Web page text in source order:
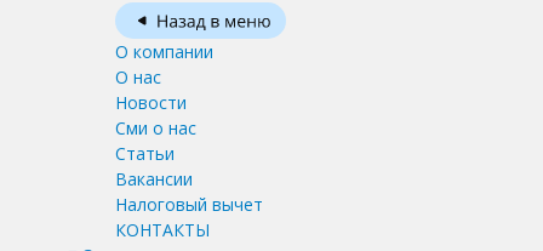
О компании
О нас
Новости
Сми о нас
Статьи
Вакансии
Налоговый вычет
КОНТАКТЫ